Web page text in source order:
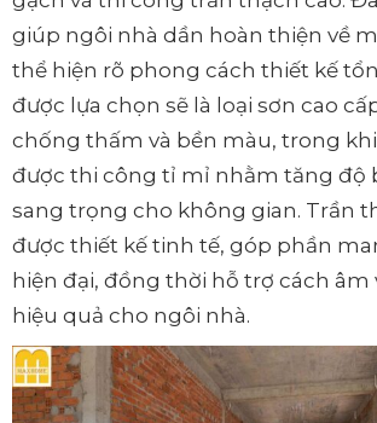
giúp ngôi nhà dần hoàn thiện về
thể hiện rõ phong cách thiết kế
được lựa chọn sẽ là loại sơn cao
chống thấm và bền màu, trong
được thi công tỉ mỉ nhằm tăng độ
sang trọng cho không gian. Trần
được thiết kế tinh tế, góp phần
hiện đại, đồng thời hỗ trợ cách âm
hiệu quả cho ngôi nhà.